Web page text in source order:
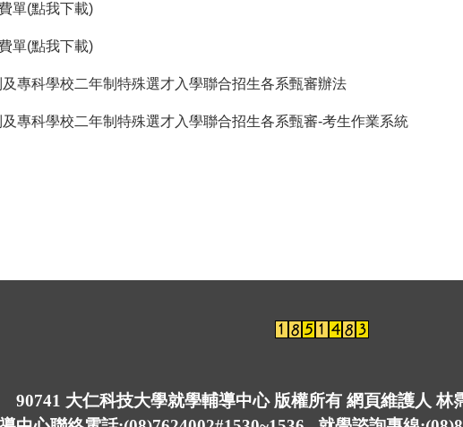
單(點我下載)
單(點我下載)
專科學校二年制特殊選才入學聯合招生各系甄審辦法
專科學校二年制特殊選才入學聯合招生各系甄審-考生作業系統
90741 大仁科技大學就學輔導中心 版權所有 網頁維護人